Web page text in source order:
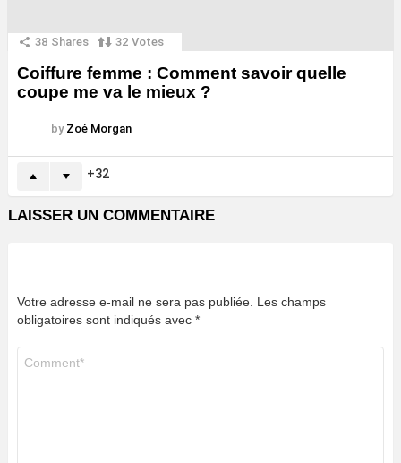
38 Shares 32 Votes
Coiffure femme : Comment savoir quelle
coupe me va le mieux ?
by Zoé Morgan
32
LAISSER UN COMMENTAIRE
Votre adresse e-mail ne sera pas publiée. Les champs
obligatoires sont indiqués avec *